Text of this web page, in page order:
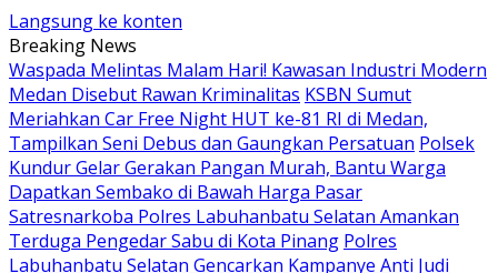
Langsung ke konten
Breaking News
Waspada Melintas Malam Hari! Kawasan Industri Modern
Medan Disebut Rawan Kriminalitas KSBN Sumut
Meriahkan Car Free Night HUT ke-81 RI di Medan,
Tampilkan Seni Debus dan Gaungkan Persatuan Polsek
Kundur Gelar Gerakan Pangan Murah, Bantu Warga
Dapatkan Sembako di Bawah Harga Pasar
Satresnarkoba Polres Labuhanbatu Selatan Amankan
Terduga Pengedar Sabu di Kota Pinang Polres
Labuhanbatu Selatan Gencarkan Kampanye Anti Judi